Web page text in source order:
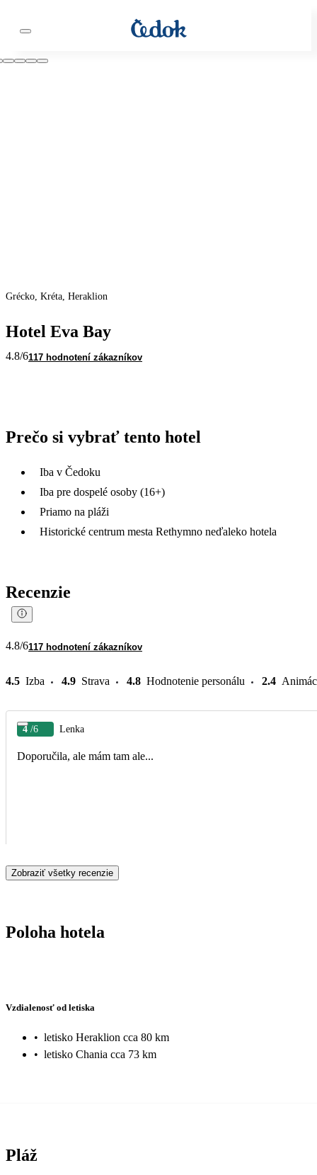
Grécko, Kréta, Heraklion
Hotel Eva Bay
4.8/6117 hodnotení zákazníkov
Prečo si vybrať tento hotel
Iba v Čedoku
Iba pre dospelé osoby (16+)
Priamo na pláži
Historické centrum mesta Rethymno neďaleko hotela
Recenzie
4.8/6117 hodnotení zákazníkov
4.5 Izba 4.9 Strava 4.8 Hodnotenie personálu 2.4
4 /6 Lenka
Doporučila, ale mám tam ale...
Zobraziť všetky recenzie
Poloha hotela
Vzdialenosť od letiska
• letisko Heraklion cca 80 km
• letisko Chania cca 73 km
Pláž